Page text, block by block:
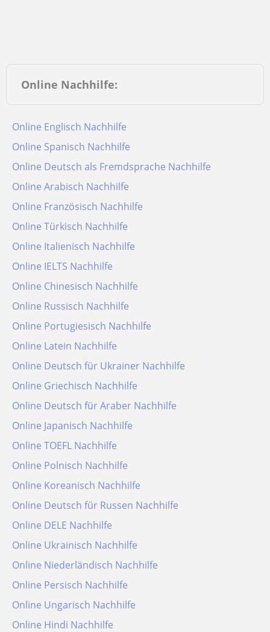
Online Nachhilfe:
Online Englisch Nachhilfe
Online Spanisch Nachhilfe
Online Deutsch als Fremdsprache Nachhilfe
Online Arabisch Nachhilfe
Online Französisch Nachhilfe
Online Türkisch Nachhilfe
Online Italienisch Nachhilfe
Online IELTS Nachhilfe
Online Chinesisch Nachhilfe
Online Russisch Nachhilfe
Online Portugiesisch Nachhilfe
Online Latein Nachhilfe
Online Deutsch für Ukrainer Nachhilfe
Online Griechisch Nachhilfe
Online Deutsch für Araber Nachhilfe
Online Japanisch Nachhilfe
Online TOEFL Nachhilfe
Online Polnisch Nachhilfe
Online Koreanisch Nachhilfe
Online Deutsch für Russen Nachhilfe
Online DELE Nachhilfe
Online Ukrainisch Nachhilfe
Online Niederländisch Nachhilfe
Online Persisch Nachhilfe
Online Ungarisch Nachhilfe
Online Hindi Nachhilfe